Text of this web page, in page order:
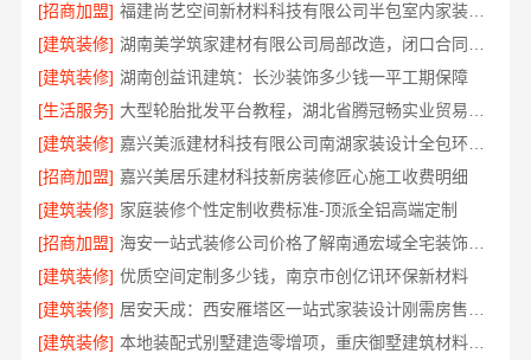
[招商加盟]
福建尚艺空间新材料科技有限公司半包室内家装全屋改造
[建筑装修]
[建筑装修] 湖南创益讯建筑：长沙装饰多少钱一平工期保障
[生活服务]
[建筑装修]
嘉兴美派建材科技有限公司南湖家装设计全包环保材料
[招商加盟] 嘉兴美居乐建材科技新房装修匠心施工收费明细
[建筑装修] 家庭装修个性定制收费标准-顶派全铝高端定制
[招商加盟]
海安一站式装修公司价格了解南通宏域全宅装饰建材有限公司
[建筑装修] 优质空间定制多少钱，南京市创亿讯环保新材料
[建筑装修]
[建筑装修]
本地装配式别墅建造零增项，重庆御墅建筑材料有限公司省心建房